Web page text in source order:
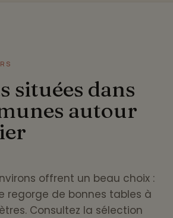
situées dans
autour
offrent un beau choix :
regorge de bonnes tables à
Consultez la sélection